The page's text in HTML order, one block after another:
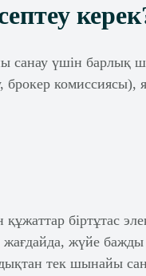
санау үшін барлық
брокер комиссиясы),
құжаттар біртұтас
жағдайда, жүйе
тек шынайы